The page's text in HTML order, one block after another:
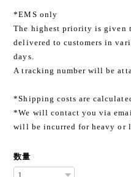
*EMS only
The highest priority is given
delivered to customers in
days.
A tracking number will be
*Shipping costs are
*We will contact you via
will be incurred for heavy or
数量